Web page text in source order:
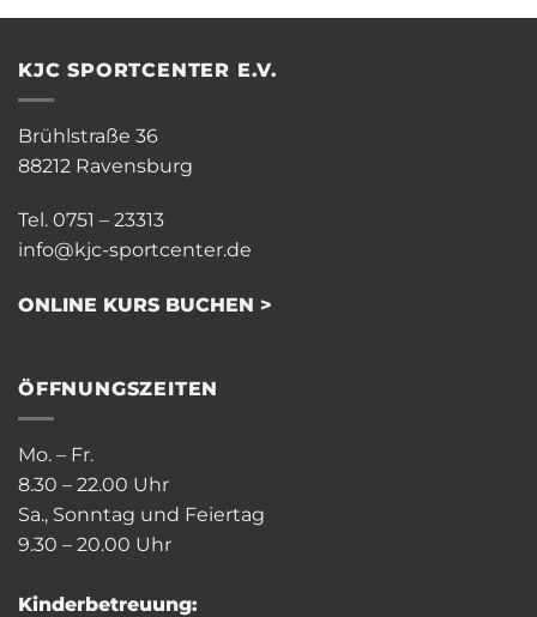
KJC SPORTCENTER E.V.
Brühlstraße 36
88212 Ravensburg
Tel. 0751 – 23313
info@kjc-sportcenter.de
ONLINE KURS BUCHEN >
ÖFFNUNGSZEITEN
Mo. – Fr.
8.30 – 22.00 Uhr
Sa., Sonntag und Feiertag
9.30 – 20.00 Uhr
Kinderbetreuung: